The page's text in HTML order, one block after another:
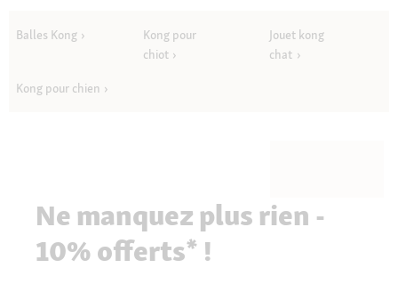
Balles Kong
Kong pour
chiot
Jouet kong
chat
Kong pour chien
Ne manquez plus rien -
10% offerts* !